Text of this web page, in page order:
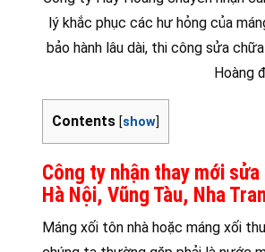
lý khắc phục các hư hỏng của
bảo hành lâu dài, thi công sửa
Hoàng
Contents [show]
Công ty nhận thay mới
Hà Nội, Vũng Tàu, Nha
Máng xối tôn nhà hoặc máng xối